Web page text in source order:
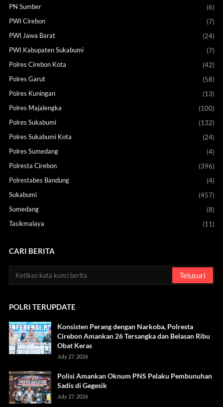
PN Sumber
(6)
PWI Cirebon
(7)
PWI Jawa Barat
(24)
PWI Kabupaten Sukabumi
(7)
Polres Cirebon Kota
(42)
Polres Garut
(58)
Polres Kuningan
(13)
Polres Majalengka
(100)
Polres Sukabumi
(132)
Polres Sukabumi Kota
(24)
Polres Sumedang
(4)
Polresta Cirebon
(396)
Polrestabes Bandung
(4)
Sukabumi
(457)
Sumedang
(8)
Tasikmalaya
(11)
CARI BERITA
POLRI TERUPDATE
Konsisten Perang dengan Narkoba, Polresta
Cirebon Amankan 26 Tersangka dan Belasan Ribu
Obat Keras
July 27, 2026
Polisi Amankan Oknum PNS Pelaku Pembunuhan
Sadis di Gegesik
July 27, 2026